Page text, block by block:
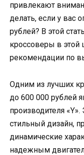
привлекают
делать, если у вас
рублей? В этой
кроссоверы в этой
рекомендации по
Одним из лучших
до 600 000 рублей
производителя
стильный дизайн,
динамические
надежным